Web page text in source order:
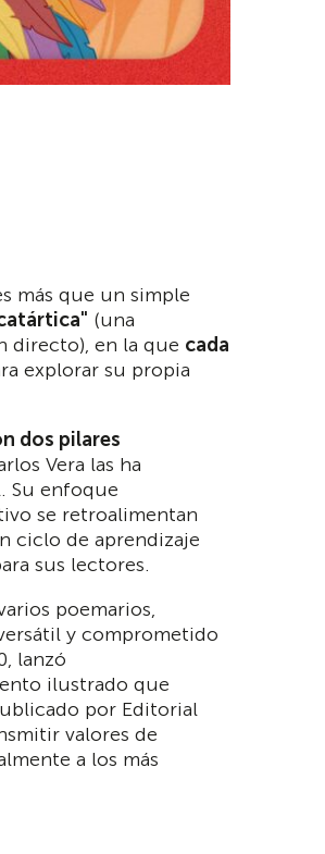
más que un simple
(una
directo), en la que cada
explorar su propia
dos pilares
Vera las ha
Su enfoque
se retroalimentan
ciclo de aprendizaje
sus lectores.
poemarios,
y comprometido
lanzó
ilustrado que
por Editorial
valores de
a los más